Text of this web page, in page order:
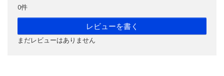
0件
レビューを書く
まだレビューはありません